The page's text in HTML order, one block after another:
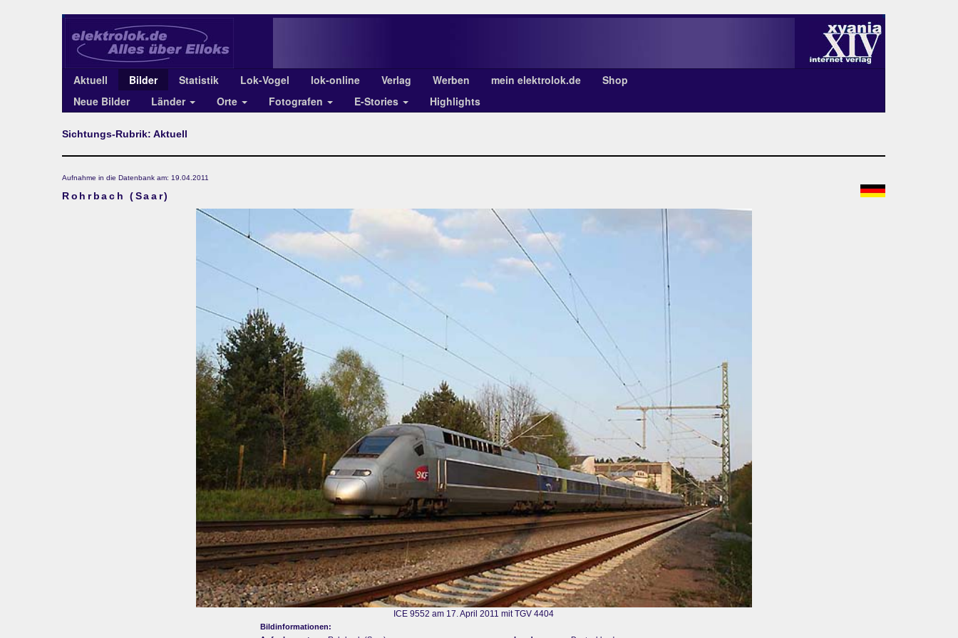
Aktuell Bilder Statistik Lok-Vogel lok-online Verlag Werben mein elektrolok.de
Shop
Neue Bilder
Länder Orte Fotografen E-Stories Highlights
Sichtungs-Rubrik: Aktuell
Aufnahme in die Datenbank am: 19.04.2011
Rohrbach (Saar)
ICE 9552 am 17. April 2011 mit TGV 4404
Bildinformationen: